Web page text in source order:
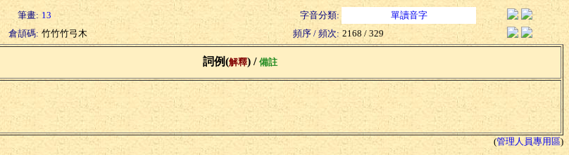
筆畫: 13 字音分類:
單讀音字
倉頡碼: 竹竹竹弓木 頻序 / 頻次: 2168 / 329
詞例(解釋) / 備註
(管理人員專用區)